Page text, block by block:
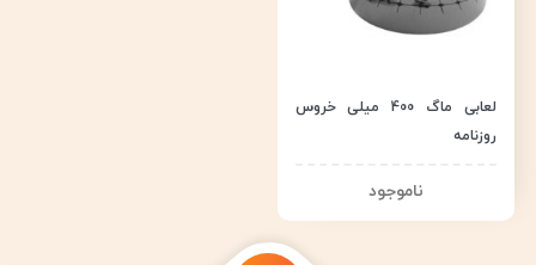
لعابی ماگ 400 میلی خروس
روزنامه